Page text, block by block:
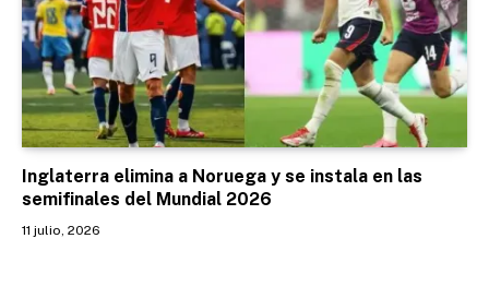
Inglaterra elimina a Noruega y se instala en las
semifinales del Mundial 2026
11 julio, 2026